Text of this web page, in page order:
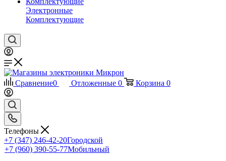
Электронные
Комплектующие
Сравнение0 Отложенные 0 Корзина 0
Телефоны
+7 (347) 246-42-20Городской
+7 (960) 390-55-77Мобильный